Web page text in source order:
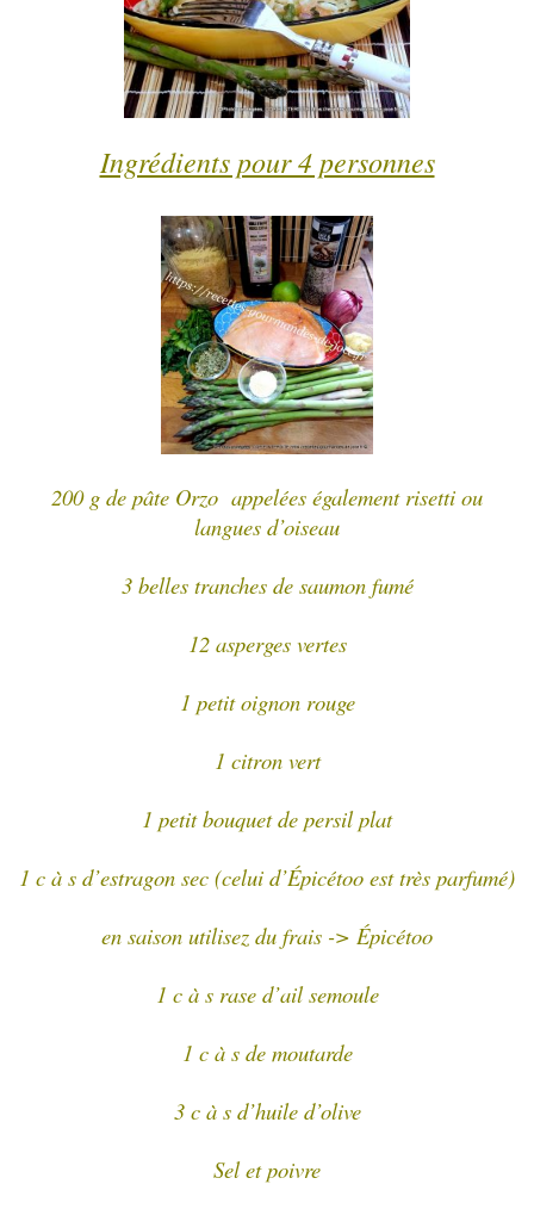
Ingrédients pour 4 personnes
200 g de pâte Orzo appelées également risetti ou
langues d’oiseau
3 belles tranches de saumon fumé
12 asperges vertes
1 petit oignon rouge
1 citron vert
1 petit bouquet de persil plat
1 c à s d’estragon sec (celui d’Épicétoo est très parfumé)
en saison utilisez du frais -> Épicétoo
1 c à s rase d’ail semoule
1 c à s de moutarde
3 c à s d’huile d’olive
Sel et poivre